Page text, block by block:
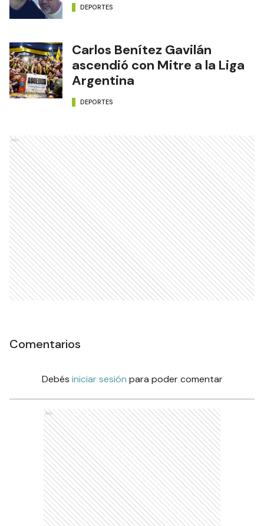
DEPORTES
Carlos Benítez Gavilán
ascendió con Mitre a la Liga
Argentina
DEPORTES
Ads
Comentarios
Debés iniciar sesión para poder comentar
Ads